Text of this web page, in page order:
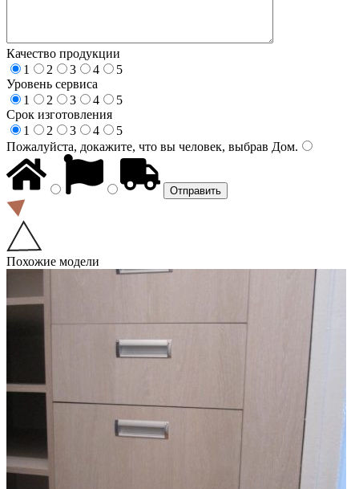
Качество продукции
1
2 3 4
5
Уровень сервиса
1
2 3 4
5
Срок изготовления
1
2 3 4
5
Пожалуйста, докажите, что вы человек, выбрав Дом.
Похожие модели